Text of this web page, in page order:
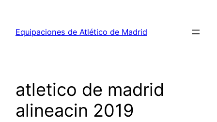
contenido
Equipaciones de Atlético de Madrid
atletico de madrid
alineacin 2019